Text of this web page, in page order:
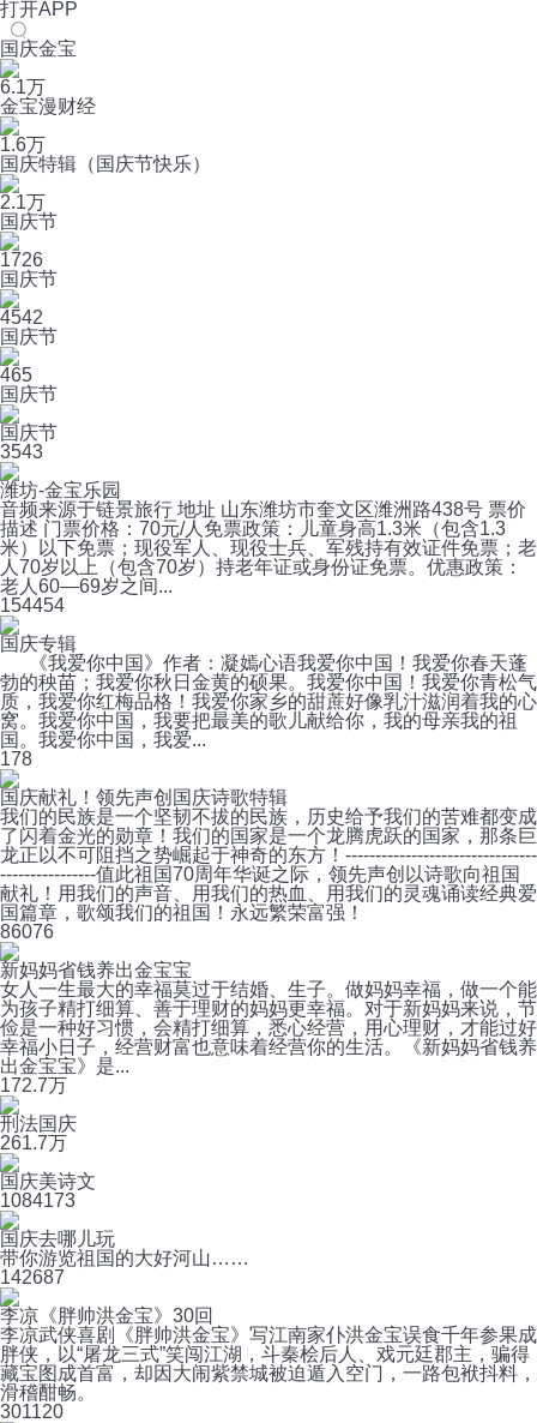
打开APP
国庆金宝
6.1万
金宝漫财经
1.6万
国庆特辑（国庆节快乐）
2.1万
国庆节
1726
国庆节
4542
国庆节
465
国庆节
国庆节
3543
潍坊-金宝乐园
音频来源于链景旅行 地址 山东潍坊市奎文区潍洲路438号 票价
描述 门票价格：70元/人免票政策：儿童身高1.3米（包含1.3
米）以下免票；现役军人、现役士兵、军残持有效证件免票；老
人70岁以上（包含70岁）持老年证或身份证免票。优惠政策：
老人60—69岁之间...
154454
国庆专辑
《我爱你中国》作者：凝嫣心语我爱你中国！我爱你春天蓬
勃的秧苗；我爱你秋日金黄的硕果。我爱你中国！我爱你青松气
质，我爱你红梅品格！我爱你家乡的甜蔗好像乳汁滋润着我的心
窝。我爱你中国，我要把最美的歌儿献给你，我的母亲我的祖
国。我爱你中国，我爱...
178
国庆献礼！领先声创国庆诗歌特辑
我们的民族是一个坚韧不拔的民族，历史给予我们的苦难都变成
了闪着金光的勋章！我们的国家是一个龙腾虎跃的国家，那条巨
龙正以不可阻挡之势崛起于神奇的东方！--------------------------------
----------------值此祖国70周年华诞之际，领先声创以诗歌向祖国
献礼！用我们的声音、用我们的热血、用我们的灵魂诵读经典爱
国篇章，歌颂我们的祖国！永远繁荣富强！
86076
新妈妈省钱养出金宝宝
女人一生最大的幸福莫过于结婚、生子。做妈妈幸福，做一个能
为孩子精打细算、善于理财的妈妈更幸福。对于新妈妈来说，节
俭是一种好习惯，会精打细算，悉心经营，用心理财，才能过好
幸福小日子，经营财富也意味着经营你的生活。《新妈妈省钱养
出金宝宝》是...
172.7万
刑法国庆
261.7万
国庆美诗文
1084173
国庆去哪儿玩
带你游览祖国的大好河山……
142687
李凉《胖帅洪金宝》30回
李凉武侠喜剧《胖帅洪金宝》写江南家仆洪金宝误食千年参果成
胖侠，以“屠龙三式”笑闯江湖，斗秦桧后人、戏元廷郡主，骗得
藏宝图成首富，却因大闹紫禁城被迫遁入空门，一路包袱抖料，
滑稽酣畅。
301120